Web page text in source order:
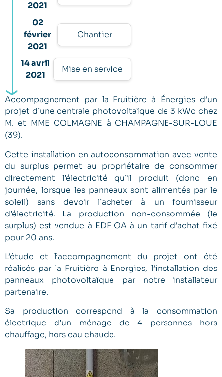
2021
02
février
2021
Chantier
14 avril
2021
Mise en service
Accompagnement par la Fruitière à Énergies d’un
projet d’une centrale photovoltaïque de 3 kWc chez
M. et MME COLMAGNE à CHAMPAGNE-SUR-LOUE
(39).
Cette installation en autoconsommation avec vente
du surplus permet au propriétaire de consommer
directement l’électricité qu’il produit (donc en
journée, lorsque les panneaux sont alimentés par le
soleil) sans devoir l’acheter à un fournisseur
d’électricité. La production non-consommée (le
surplus) est vendue à EDF OA à un tarif d’achat fixé
pour 20 ans.
L’étude et l’accompagnement du projet ont été
réalisés par la Fruitière à Energies, l’installation des
panneaux photovoltaïque par notre installateur
partenaire.
Sa production correspond à la consommation
électrique d’un ménage de 4 personnes hors
chauffage, hors eau chaude.